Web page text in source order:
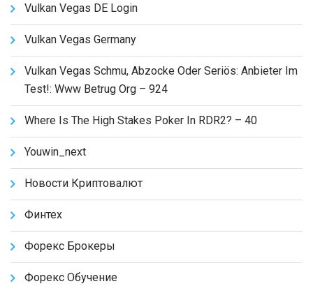
Vulkan Vegas DE Login
Vulkan Vegas Germany
Vulkan Vegas Schmu, Abzocke Oder Seriös: Anbieter Im
Test!: Www Betrug Org – 924
Where Is The High Stakes Poker In RDR2? – 40
Youwin_next
Новости Криптовалют
Финтех
Форекс Брокеры
Форекс Обучение